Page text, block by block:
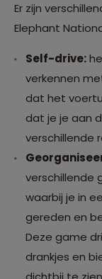
Er zijn
Elephant
Self-drive:
verkennen
dat het
dat je je aan
verschillende
verschillende
waarbij je in
gereden en
Deze game
drankjes en